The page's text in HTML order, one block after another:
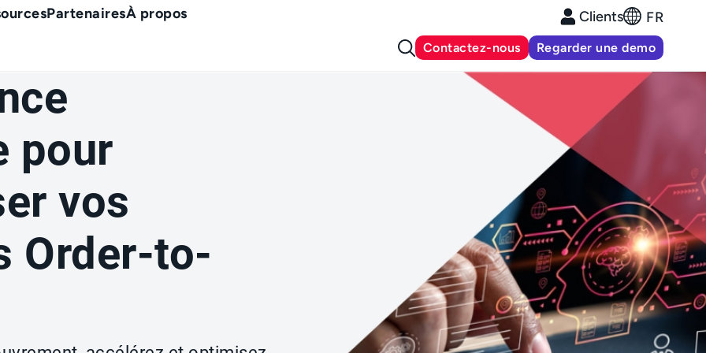
PartenairesÀ propos Clients FR
Contactez-nous Regarder une demo
pour
vos
Order-to-